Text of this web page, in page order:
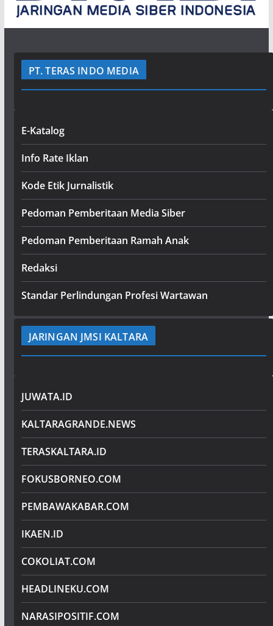
PT. TERAS INDO MEDIA
E-Katalog
Info Rate Iklan
Kode Etik Jurnalistik
Pedoman Pemberitaan Media Siber
Pedoman Pemberitaan Ramah Anak
Redaksi
Standar Perlindungan Profesi Wartawan
JARINGAN JMSI KALTARA
JUWATA.ID
KALTARAGRANDE.NEWS
TERASKALTARA.ID
FOKUSBORNEO.COM
PEMBAWAKABAR.COM
IKAEN.ID
COKOLIAT.COM
HEADLINEKU.COM
NARASIPOSITIF.COM